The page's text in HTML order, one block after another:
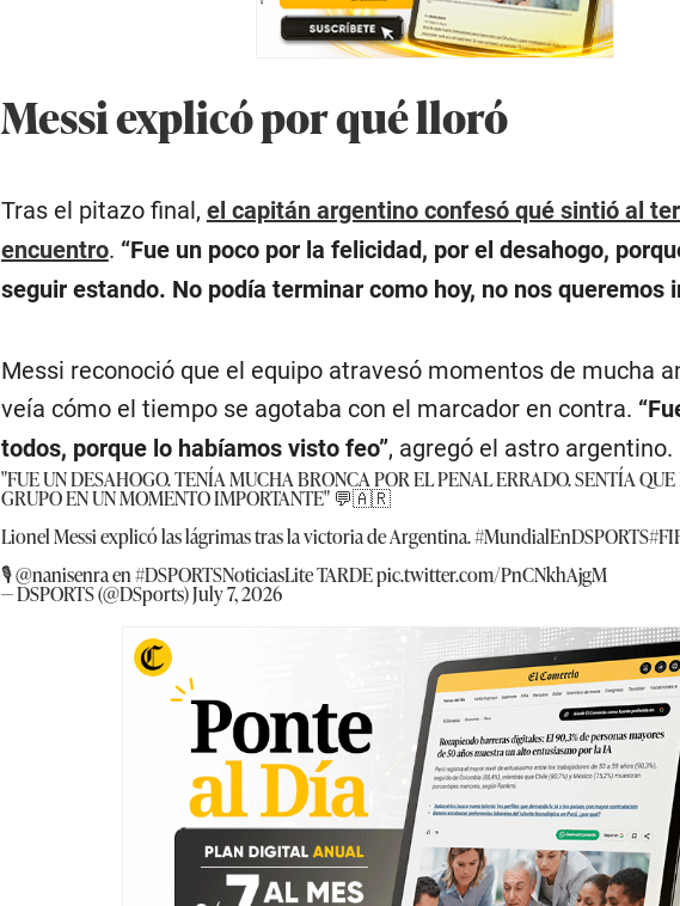
Messi explicó por qué lloró
Tras el pitazo final, el capitán argentino confesó qué sintió al
encuentro. “Fue un poco por la felicidad, por el desahogo,
seguir estando. No podía terminar como hoy, no nos queremos
Messi reconoció que el equipo atravesó momentos de mucha
veía cómo el tiempo se agotaba con el marcador en contra.
todos, porque lo habíamos visto feo”, agregó el astro argentino.
"FUE UN DESAHOGO. TENÍA MUCHA BRONCA POR EL PENAL ERRADO. SENTÍA
GRUPO EN UN MOMENTO IMPORTANTE" 💬🇦🇷
Lionel Messi explicó las lágrimas tras la victoria de Argentina.#MundialEnDSPORTS
🎙️@nanisenraen#DSPORTSNoticiasLiteTARDEpic.twitter.com/PnCNkhAjgM
— DSPORTS (@DSports)July 7, 2026